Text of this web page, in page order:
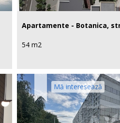
Apartamente - Botanica,
54 m2
Mă interesează